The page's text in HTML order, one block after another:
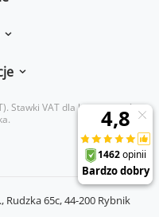
Stawki VAT dla konsumentów z
.
Rudzka 65c,44-200 Rybnik